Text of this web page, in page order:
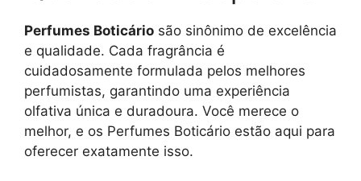
Perfumes Boticário são sinônimo de excelência
e qualidade. Cada fragrância é
cuidadosamente formulada pelos melhores
perfumistas, garantindo uma experiência
olfativa única e duradoura. Você merece o
melhor, e os Perfumes Boticário estão aqui para
oferecer exatamente isso.